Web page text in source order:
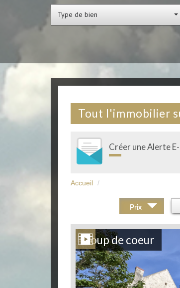
Type de bien
Tout l'immobilier
Créer une Alerte
Accueil
Prix
Coup de coeur